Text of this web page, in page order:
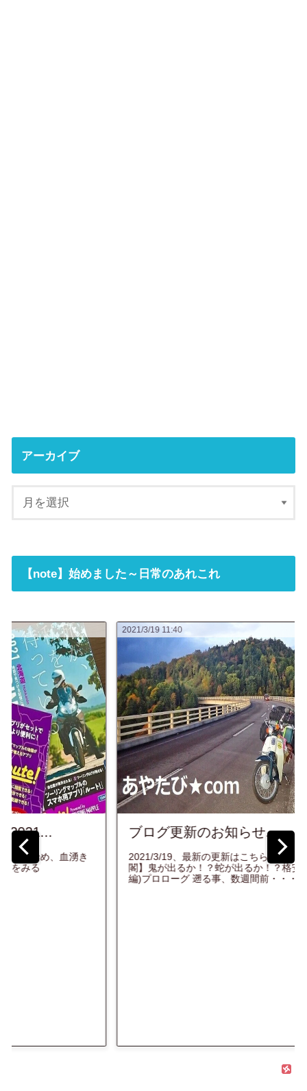
アーカイブ
【note】始めました～日常のあれこれ
2021/3/19 11:40
ブログ更新のお知らせ...
2021/3/19、最新の更新はこちら↓↓ 【天人峡温泉 天人
閣】鬼が出るか！？蛇が出るか！？格安温泉宿探訪記(前
編)プロローグ 遡る事、数週間前・・・。 やっ...